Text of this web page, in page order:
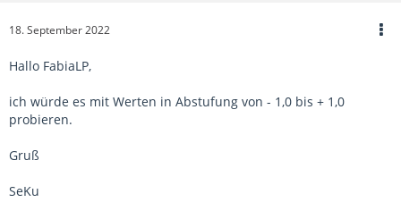
18. September 2022
Hallo FabiaLP,
ich würde es mit Werten in Abstufung von - 1,0 bis + 1,0
probieren.
Gruß
SeKu